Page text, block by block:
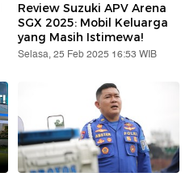
Review Suzuki APV Arena
SGX 2025: Mobil Keluarga
yang Masih Istimewa!
Selasa, 25 Feb 2025 16:53 WIB